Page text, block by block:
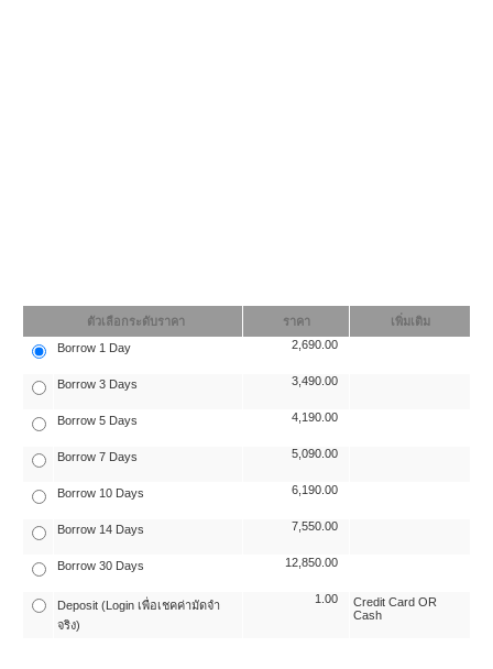
ตัวเลือกระดับราคา ราคา
เพิ่มเติม
Borrow 1 Day
2,690.00
Borrow 3 Days 3,490.00
Borrow 5 Days 4,190.00
Borrow 7 Days 5,090.00
Borrow 10 Days 6,190.00
Borrow 14 Days 7,550.00
Borrow 30 Days 12,850.00
Deposit (Login เพื่อเชคค่ามัดจำ
จริง)
1.00
Credit Card OR
Cash